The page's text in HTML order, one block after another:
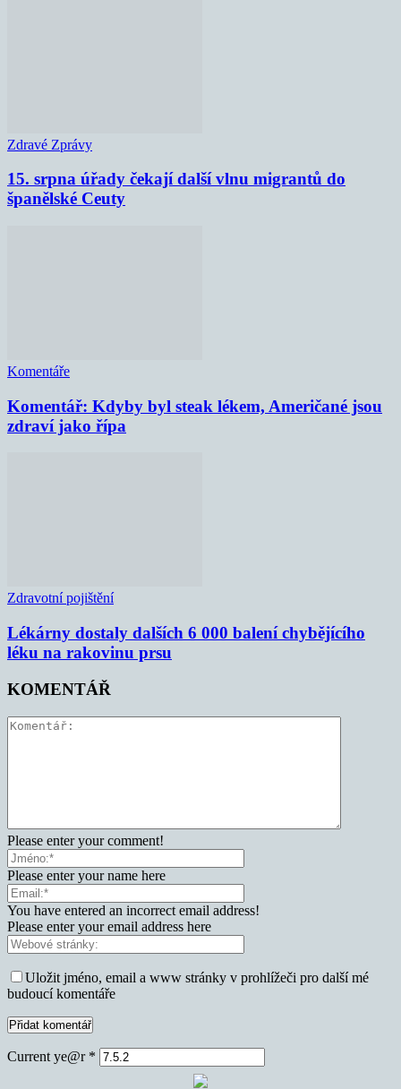
Zdravé Zprávy
15. srpna úřady čekají další vlnu migrantů do
španělské Ceuty
Komentáře
Komentář: Kdyby byl steak lékem, Američané jsou
zdraví jako řípa
Zdravotní pojištění
Lékárny dostaly dalších 6 000 balení chybějícího
léku na rakovinu prsu
KOMENTÁŘ
Please enter your comment!
Please enter your name here
You have entered an incorrect email address!
Please enter your email address here
Uložit jméno, email a www stránky v prohlížeči pro další mé
budoucí komentáře
Current ye@r *